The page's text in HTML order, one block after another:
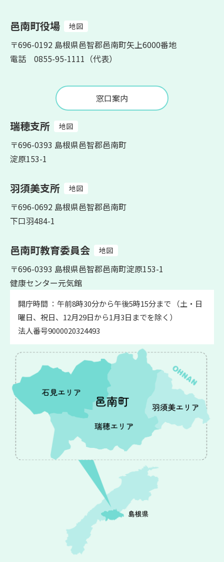
邑南町役場 地図
〒696-0192 島根県邑智郡邑南町矢上6000番地
電話 0855-95-1111（代表）
窓口案内
瑞穂支所 地図
〒696-0393 島根県邑智郡邑南町
淀原153-1
羽須美支所 地図
〒696-0692 島根県邑智郡邑南町
下口羽484-1
邑南町教育委員会 地図
〒696-0393 島根県邑智郡邑南町淀原153-1
健康センター元気館
開庁時間 ：午前8時30分から午後5時15分まで （土・日
曜日、祝日、12月29日から1月3日までを除く）
法人番号9000020324493